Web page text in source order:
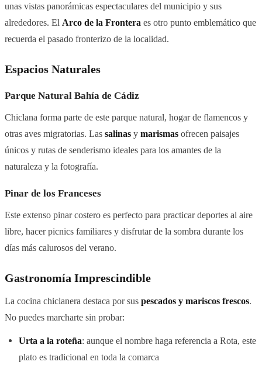
unas vistas panorámicas espectaculares del municipio y sus
alrededores. El Arco de la Frontera es otro punto emblemático que
recuerda el pasado fronterizo de la localidad.
Espacios Naturales
Parque Natural Bahía de Cádiz
Chiclana forma parte de este parque natural, hogar de flamencos y
otras aves migratorias. Las salinas y marismas ofrecen paisajes
únicos y rutas de senderismo ideales para los amantes de la
naturaleza y la fotografía.
Pinar de los Franceses
Este extenso pinar costero es perfecto para practicar deportes al aire
libre, hacer picnics familiares y disfrutar de la sombra durante los
días más calurosos del verano.
Gastronomía Imprescindible
La cocina chiclanera destaca por sus pescados y mariscos frescos.
No puedes marcharte sin probar:
Urta a la roteña: aunque el nombre haga referencia a Rota, este
plato es tradicional en toda la comarca